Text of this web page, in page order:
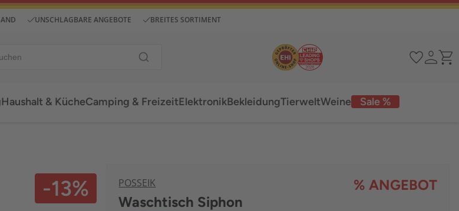
UNSCHLAGBARE ANGEBOTE BREITES SORTIMENT
Haushalt & KücheCamping & Freizeit Sale %
ElektronikBekleidungTierweltWeine
-13% POSSEIK
% ANGEBOT
Waschtisch Siphon